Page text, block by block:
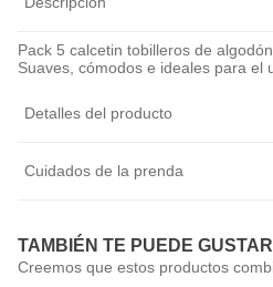
Pack 5 calcetin tobilleros de
Suaves, cómodos e ideales para el
Detalles del producto
Cuidados de la prenda
TAMBIÉN TE PUEDE GUSTAR